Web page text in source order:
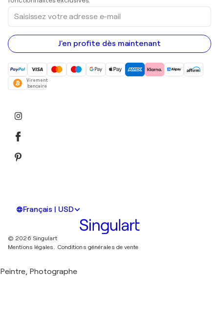
Saisissez
votre
adresse
e-
mail
J'en profite dès maintenant
Virement
bancaire
Français | USD
© 2026 Singulart
Mentions légales. Conditions générales de vente
Peintre, Photographe